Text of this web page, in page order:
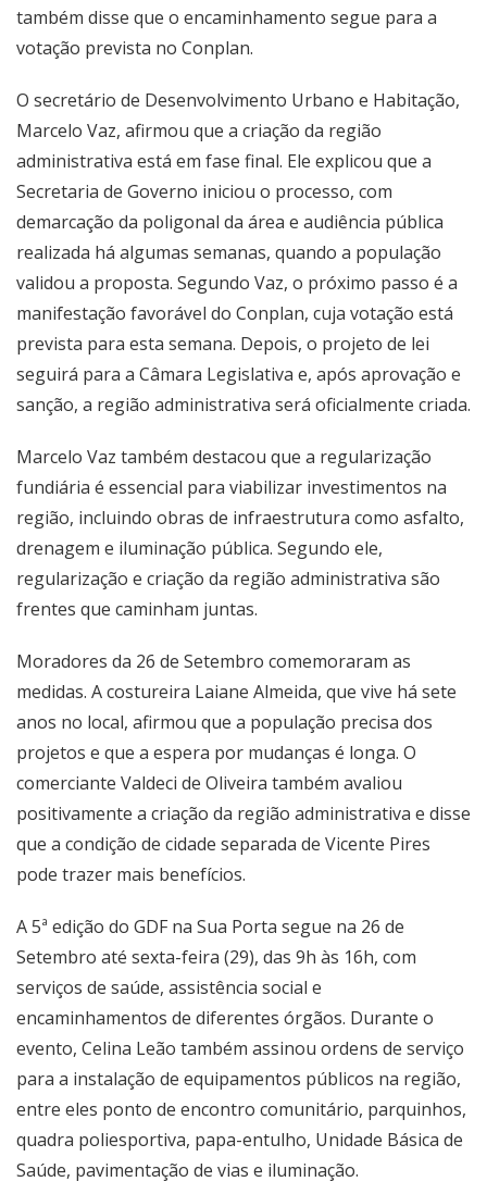
também disse que o encaminhamento segue para a
votação prevista no Conplan.
O secretário de Desenvolvimento Urbano e Habitação,
Marcelo Vaz, afirmou que a criação da região
administrativa está em fase final. Ele explicou que a
Secretaria de Governo iniciou o processo, com
demarcação da poligonal da área e audiência pública
realizada há algumas semanas, quando a população
validou a proposta. Segundo Vaz, o próximo passo é a
manifestação favorável do Conplan, cuja votação está
prevista para esta semana. Depois, o projeto de lei
seguirá para a Câmara Legislativa e, após aprovação e
sanção, a região administrativa será oficialmente criada.
Marcelo Vaz também destacou que a regularização
fundiária é essencial para viabilizar investimentos na
região, incluindo obras de infraestrutura como asfalto,
drenagem e iluminação pública. Segundo ele,
regularização e criação da região administrativa são
frentes que caminham juntas.
Moradores da 26 de Setembro comemoraram as
medidas. A costureira Laiane Almeida, que vive há sete
anos no local, afirmou que a população precisa dos
projetos e que a espera por mudanças é longa. O
comerciante Valdeci de Oliveira também avaliou
positivamente a criação da região administrativa e disse
que a condição de cidade separada de Vicente Pires
pode trazer mais benefícios.
A 5ª edição do GDF na Sua Porta segue na 26 de
Setembro até sexta-feira (29), das 9h às 16h, com
serviços de saúde, assistência social e
encaminhamentos de diferentes órgãos. Durante o
evento, Celina Leão também assinou ordens de serviço
para a instalação de equipamentos públicos na região,
entre eles ponto de encontro comunitário, parquinhos,
quadra poliesportiva, papa-entulho, Unidade Básica de
Saúde, pavimentação de vias e iluminação.